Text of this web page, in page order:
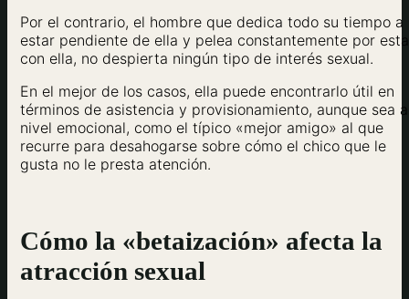
Por el contrario, el hombre que dedica todo su tiempo a
estar pendiente de ella y pelea constantemente por
con ella, no despierta ningún tipo de interés sexual.
En el mejor de los casos, ella puede encontrarlo útil en
términos de asistencia y provisionamiento, aunque sea a
nivel emocional, como el típico «mejor amigo» al que
recurre para desahogarse sobre cómo el chico que le
gusta no le presta atención.
Cómo la «betaización» afecta la
atracción sexual